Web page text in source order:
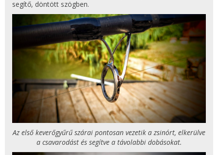
segítő, döntött szögben.
Az első keverőgyűrű szárai pontosan vezetik a zsinórt, elkerülve
a csavarodást és segítve a távolabbi dobásokat.